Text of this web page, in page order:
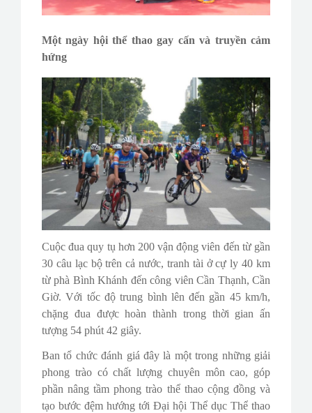
Một ngày hội thể thao gay cấn và truyền cảm
hứng
Cuộc đua quy tụ hơn 200 vận động viên đến từ gần
30 câu lạc bộ trên cả nước, tranh tài ở cự ly 40 km
từ phà Bình Khánh đến công viên Cần Thạnh, Cần
Giờ. Với tốc độ trung bình lên đến gần 45 km/h,
chặng đua được hoàn thành trong thời gian ấn
tượng 54 phút 42 giây.
Ban tổ chức đánh giá đây là một trong những giải
phong trào có chất lượng chuyên môn cao, góp
phần nâng tầm phong trào thể thao cộng đồng và
tạo bước đệm hướng tới Đại hội Thể dục Thể thao